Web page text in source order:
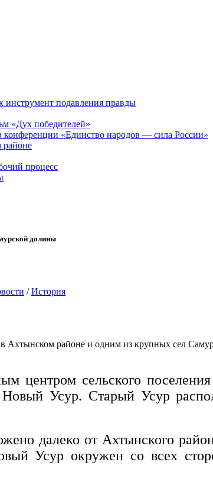
инструмент подавления правды
«Дух победителей»
конференции «Единство народов — сила России»
районе
процесс
долины
/История
Ахтынском районе и одним из крупных сел
центром сельского
Усур. Старый Усур
далеко от Ахтынского
Усур окружен со всех